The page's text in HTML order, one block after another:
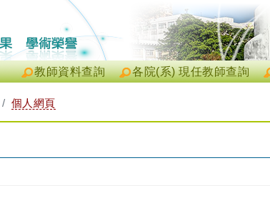
各院(系) 現任教師查詢
教師資料查詢
個人網頁